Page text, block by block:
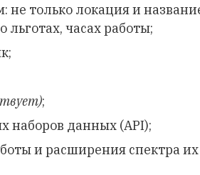
только локация и
часах работы;
;
наборов данных (API);
и расширения спектра их